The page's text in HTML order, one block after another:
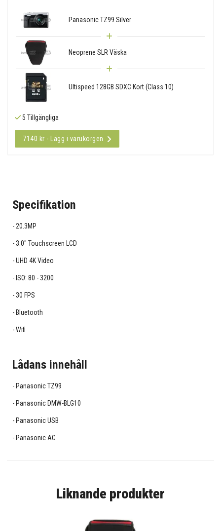
Panasonic TZ99 Silver
Neoprene SLR Väska
Ultispeed 128GB SDXC Kort (Class 10)
5 Tillgängliga
7140 kr - Lägg i varukorgen
Specifikation
20.3MP
3.0" Touchscreen LCD
UHD 4K Video
ISO: 80 - 3200
30 FPS
Bluetooth
Wifi
Lådans innehåll
Panasonic TZ99
Panasonic DMW-BLG10
Panasonic USB
Panasonic AC
Liknande produkter